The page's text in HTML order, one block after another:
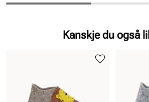
Kanskje du også